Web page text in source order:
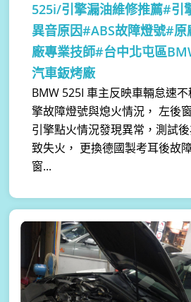
525i/引擎漏油維修推薦#引
異音原因#ABS故障燈號#
廠專業技師#台中北屯區
汽車鈑烤廠
BMW 525I 車主反映車輛怠速
擎故障燈號與熄火情況， 左後
引擎點火情況發現異常，測試
致失火， 更換德國製考耳後故
窗...